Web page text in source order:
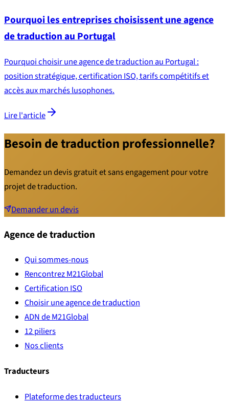
Pourquoi les entreprises choisissent une agence
de traduction au Portugal
Pourquoi choisir une agence de traduction au Portugal :
position stratégique, certification ISO, tarifs compétitifs et
accès aux marchés lusophones.
Lire l'article
Besoin de traduction professionnelle?
Demandez un devis gratuit et sans engagement pour votre
projet de traduction.
Demander un devis
Agence de traduction
Qui sommes-nous
Rencontrez M21Global
Certification ISO
Choisir une agence de traduction
ADN de M21Global
12 piliers
Nos clients
Traducteurs
Plateforme des traducteurs